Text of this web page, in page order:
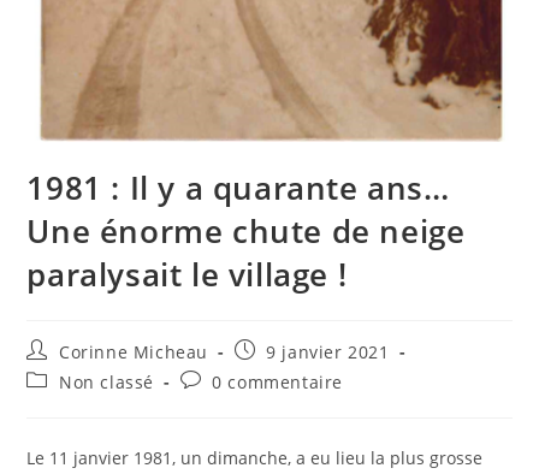
1981 : Il y a quarante ans…
Une énorme chute de neige
paralysait le village !
Auteur/autrice
de
la
Corinne Micheau
Publication
publiée :
9 janvier 2021
PostNon classé
Commentaires
publication :
0 commentaire
Le 11 janvier 1981, un dimanche, a eu lieu la plus grosse